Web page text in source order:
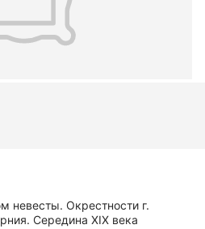
невесты. Окрестности г.
Середина XIX века